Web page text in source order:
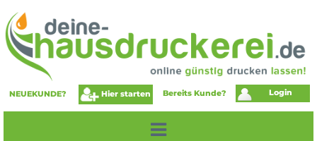
NEUEKUNDE? Hier starten Bereits Kunde? Login